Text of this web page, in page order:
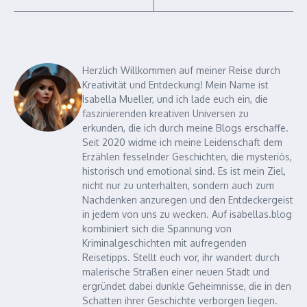
Herzlich Willkommen auf meiner Reise durch
Kreativität und Entdeckung! Mein Name ist
Isabella Mueller, und ich lade euch ein, die
faszinierenden kreativen Universen zu
erkunden, die ich durch meine Blogs erschaffe.
Seit 2020 widme ich meine Leidenschaft dem
Erzählen fesselnder Geschichten, die mysteriös,
historisch und emotional sind. Es ist mein Ziel,
nicht nur zu unterhalten, sondern auch zum
Nachdenken anzuregen und den Entdeckergeist
in jedem von uns zu wecken. Auf isabellas.blog
kombiniert sich die Spannung von
Kriminalgeschichten mit aufregenden
Reisetipps. Stellt euch vor, ihr wandert durch
malerische Straßen einer neuen Stadt und
ergründet dabei dunkle Geheimnisse, die in den
Schatten ihrer Geschichte verborgen liegen.